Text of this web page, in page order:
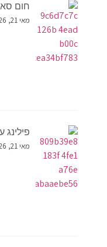
חום
מאי 21, 2026
פילינג
מאי 21, 2026